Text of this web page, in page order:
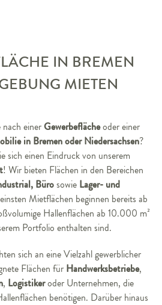
IN BREMEN
MIETEN
einerGewerbeflächeoder einer
in Bremen oder Niedersachsen?
sich einen Eindruck von unserem
! Wir bieten Flächen in den Bereichen
Bürosowie Lager- und
Mietflächen beginnen bereits ab
Hallenflächen ab 10.000 m²
Portfolio enthalten sind.
sich an eine Vielzahl gewerblicher
Flächen für Handwerksbetriebe,
, Logistikeroder Unternehmen, die
benötigen. Darüber hinaus